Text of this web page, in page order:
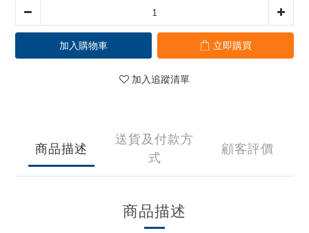
加入購物車 立即購買
加入追蹤清單
商品描述
送貨及付款方
式
顧客評價
商品描述